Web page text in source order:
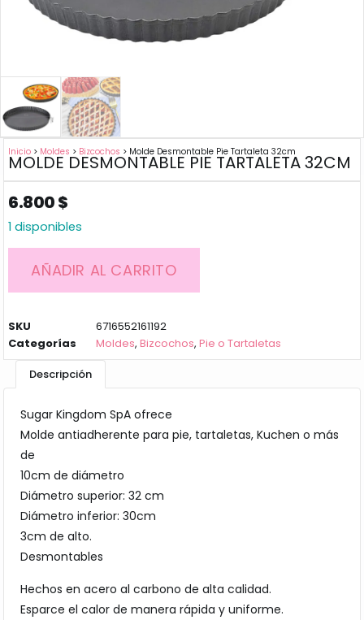
Inicio > Moldes > Bizcochos > Molde Desmontable Pie Tartaleta 32cm
MOLDE DESMONTABLE PIE TARTALETA 32CM
6.800$
1 disponibles
AÑADIR AL CARRITO
SKU
6716552161192
Categorías
Moldes,Bizcochos,Pie o Tartaletas
Descripción
Sugar Kingdom SpA ofrece
Molde antiadherente para pie, tartaletas, Kuchen o más
de
10cm de diámetro
Diámetro superior: 32 cm
Diámetro inferior: 30cm
3cm de alto.
Desmontables
Hechos en acero al carbono de alta calidad.
Esparce el calor de manera rápida y uniforme.